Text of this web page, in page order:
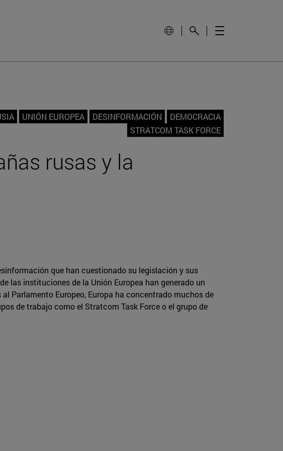
UNIÓN EUROPEA DESINFORMACIÓN
DEMOCRACIA
STRATCOM TASK FORCE
rusas y la
que han cuestionado su legislación y sus
las instituciones de la Unión Europea han generado un
Parlamento Europeo, Europa ha concentrado muchos de
de trabajo como el Stratcom Task Force o el grupo de